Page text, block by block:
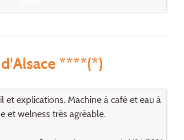
****(*)
et explications. Machine à café et eau à
et welness très agréable.